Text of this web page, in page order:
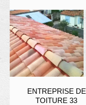
ENTREPRISE DE
TOITURE 33